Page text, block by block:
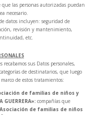
que las personas autorizadas puedan
necesario.
datos incluyen: seguridad de
revisión y mantenimiento,
etc.
sus Datos personales,
de destinatarios, que luego
de estos tratamientos:
de familias de niños y
: compañías que
Asociación de familias de niños